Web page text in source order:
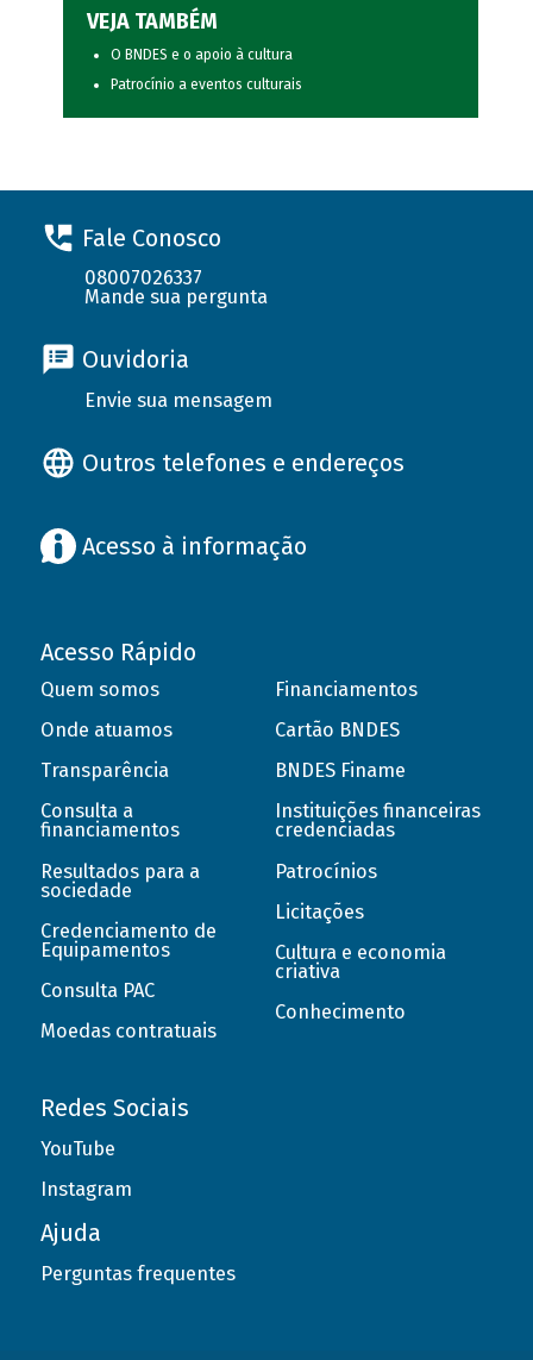
VEJA TAMBÉM
O BNDES e o apoio à cultura
Patrocínio a eventos culturais
Fale Conosco
08007026337
Mande sua pergunta
Ouvidoria
Envie sua mensagem
Outros telefones e endereços
Acesso à informação
Acesso Rápido
Quem somos
Onde atuamos
Transparência
Consulta a
financiamentos
Resultados para a
sociedade
Credenciamento de
Equipamentos
Consulta PAC
Moedas contratuais
Financiamentos
Cartão BNDES
BNDES Finame
Instituições financeiras
credenciadas
Patrocínios
Licitações
Cultura e economia
criativa
Conhecimento
Redes Sociais
YouTube
Instagram
Ajuda
Perguntas frequentes